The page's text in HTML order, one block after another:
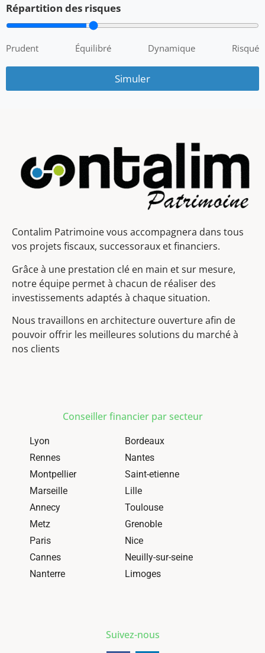
Répartition des risques
Prudent Équilibré Dynamique Risqué
Simuler
Contalim Patrimoine vous accompagnera dans tous
vos projets fiscaux, successoraux et financiers.
Grâce à une prestation clé en main et sur mesure,
notre équipe permet à chacun de réaliser des
investissements adaptés à chaque situation.
Nous travaillons en architecture ouverture afin de
pouvoir offrir les meilleures solutions du marché à
nos clients
Conseiller financier par secteur
Lyon
Bordeaux
Rennes
Nantes
Montpellier
Saint-etienne
Marseille
Lille
Annecy
Toulouse
Metz
Grenoble
Paris
Nice
Cannes
Neuilly-sur-seine
Nanterre
Limoges
Suivez-nous